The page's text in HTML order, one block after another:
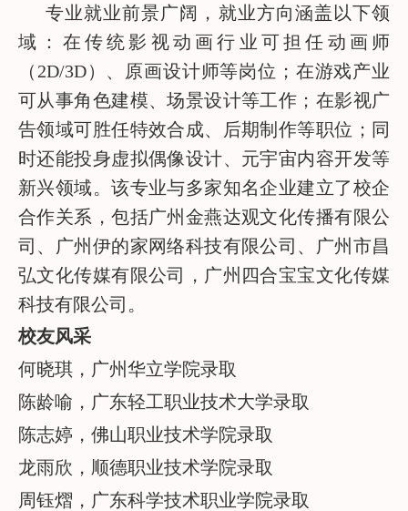
专业就业前景广阔，就业方向涵盖以下领
域：在传统影视动画行业可担任动画师
（2D/3D）、原画设计师等岗位；在游戏产业
可从事角色建模、场景设计等工作；在影视广
告领域可胜任特效合成、后期制作等职位；同
时还能投身虚拟偶像设计、元宇宙内容开发等
新兴领域。该专业与多家知名企业建立了校企
合作关系，包括广州金燕达观文化传播有限公
司、广州伊的家网络科技有限公司、广州市昌
弘文化传媒有限公司，广州四合宝宝文化传媒
科技有限公司。
校友风采
何晓琪，广州华立学院录取
陈龄喻，广东轻工职业技术大学录取
陈志婷，佛山职业技术学院录取
龙雨欣，顺德职业技术学院录取
周钰熠，广东科学技术职业学院录取